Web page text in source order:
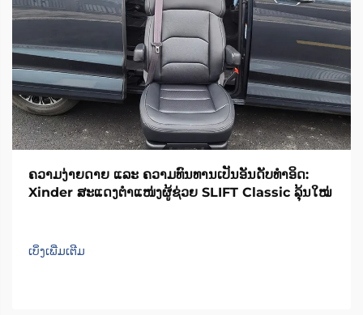
ຄວາມງ່າຍດາຍ ແລະ ຄວາມທົນທານເປັນອັນດັບທຳອິດ:
Xinder ສະແດງຕຳແໜ່ງຜູ້ຊ່ວຍ SLIFT Classic ລຸ້ນໃໝ່
ເບິ່ງເພີ່ມເຕີມ